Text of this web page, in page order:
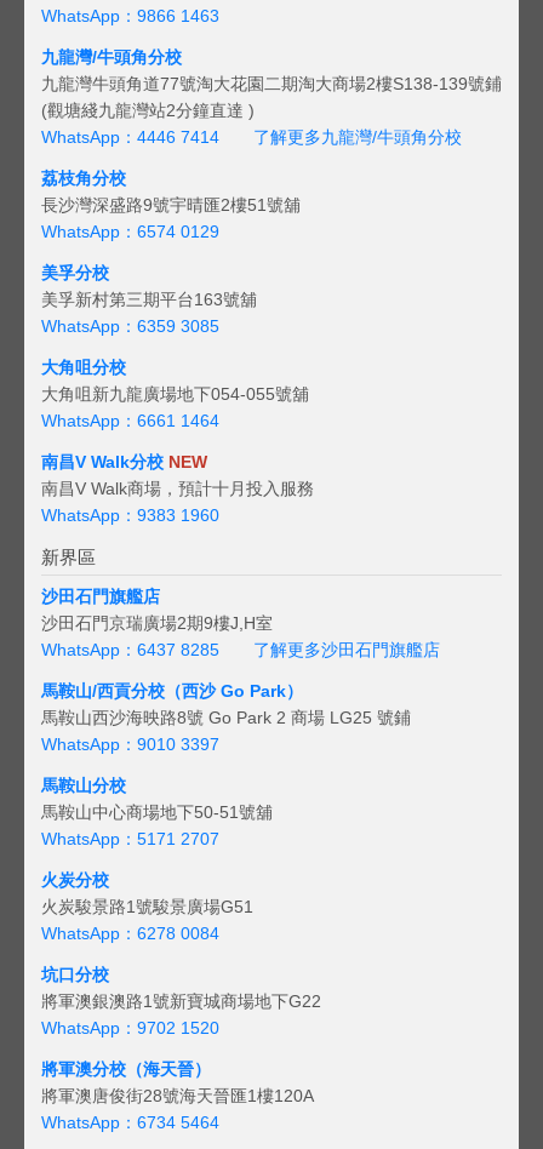
WhatsApp：9866 1463
九龍灣/牛頭角分校
九龍灣牛頭角道77號淘大花園二期淘大商場2樓S138-139號鋪
(觀塘綫九龍灣站2分鐘直達 )
WhatsApp：4446 7414
了解更多九龍灣/牛頭角分校
荔枝角分校
長沙灣深盛路9號宇晴匯2樓51號舖
WhatsApp：6574 0129
美孚分校
美孚新村第三期平台163號舖
WhatsApp：6359 3085
大角咀分校
大角咀新九龍廣場地下054-055號舖
WhatsApp：6661 1464
南昌V Walk分校 NEW
南昌V Walk商場，預計十月投入服務
WhatsApp：9383 1960
新界區
沙田石門旗艦店
沙田石門京瑞廣場2期9樓J,H室
WhatsApp：6437 8285
了解更多沙田石門旗艦店
馬鞍山/西貢分校（西沙 Go Park）
馬鞍山西沙海映路8號 Go Park 2 商場 LG25 號鋪
WhatsApp：9010 3397
馬鞍山分校
馬鞍山中心商場地下50-51號舖
WhatsApp：5171 2707
火炭分校
火炭駿景路1號駿景廣場G51
WhatsApp：6278 0084
坑口分校
將軍澳銀澳路1號新寶城商場地下G22
WhatsApp：9702 1520
將軍澳分校（海天晉）
將軍澳唐俊街28號海天晉匯1樓120A
WhatsApp：6734 5464